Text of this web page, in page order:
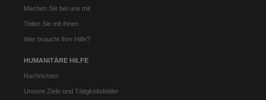
Machen Sie bei uns mit
Teilen Sie mit ihnen
Wer braucht Ihre Hilfe?
HUMANITÄRE HILFE
Nachrichten
Unsere Ziele und Tätigkeitsfelder